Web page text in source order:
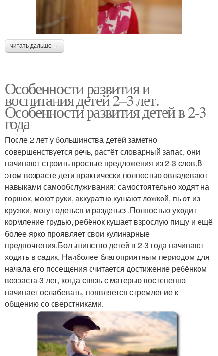
читать дальше →
Особенности развития и
воспитания детей 2–3 лет.
Особенности развития детей в 2-3
года
После 2 лет у большинства детей заметно
совершенствуется речь, растёт словарный запас, они
начинают строить простые предложения из 2-3 слов.В
этом возрасте дети практически полностью овладевают
навыками самообслуживания: самостоятельно ходят на
горшок, моют руки, аккуратно кушают ложкой, пьют из
кружки, могут одеться и раздеться.Полностью уходит
кормление грудью, ребёнок кушает взрослую пищу и ещё
более ярко проявляет свои кулинарные
предпочтения.Большинство детей в 2-3 года начинают
ходить в садик. Наиболее благоприятным периодом для
начала его посещения считается достижение ребёнком
возраста 3 лет, когда связь с матерью постепенно
начинает ослабевать, появляется стремление к
общению со сверстниками.